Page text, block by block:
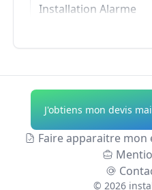
Installation Alarme
Sigloy
Installation Alarme
Ouvrouer-les-
Champs
Installation Alarme
J'obtiens mon devis
Faire apparaitre
© 2026